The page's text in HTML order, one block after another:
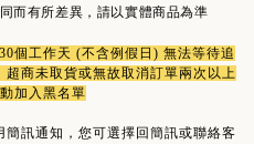
而有所差異，請以實體商品為準
個工作天 (不含例假日) 無法等待追
商未取貨或無故取消訂單兩次以上
加入黑名單
訊通知，您可選擇回簡訊或聯絡客